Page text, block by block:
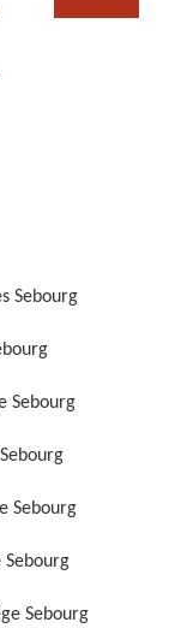
de fauteuil,
Sebourg
Sebourg
Sebourg
Sebourg